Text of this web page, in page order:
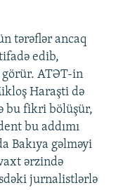
tərəflər ancaq
edib,
ATƏT-in
Haraşti də
bu fikri bölüşür,
bu addımı
Bakıya gəlməyi
ərzində
jurnalistlərlə